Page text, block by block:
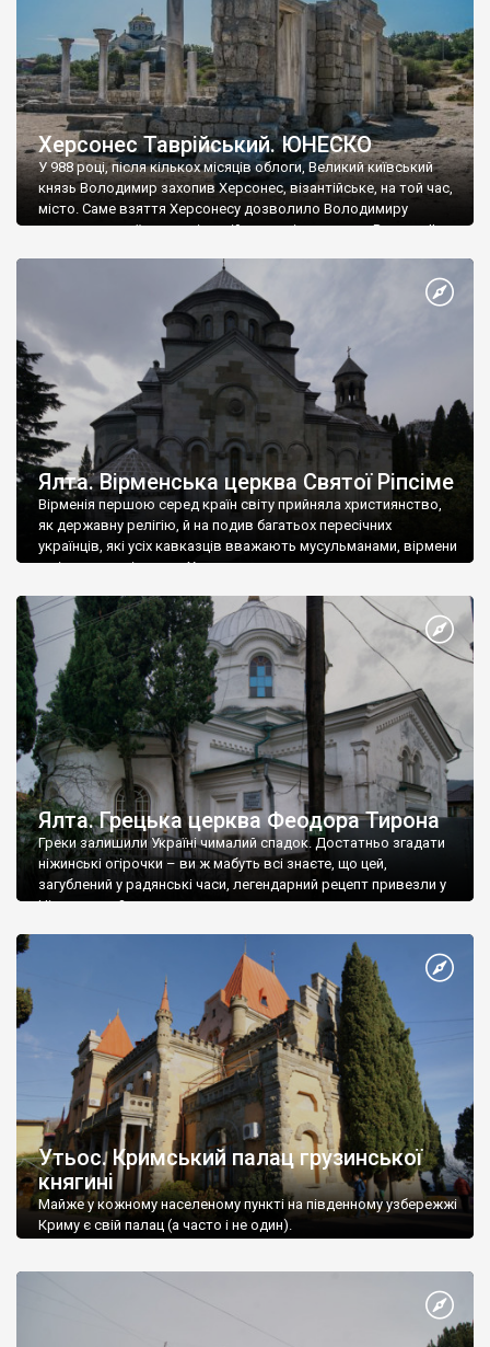
Херсонес Таврійський. ЮНЕСКО
У 988 році, після кількох місяців облоги, Великий київський
князь Володимир захопив Херсонес, візантійське, на той час,
місто. Саме взяття Херсонесу дозволило Володимиру
диктувати свої умови візантійському імператору Василю ІІ, та
Херсонесі Володимир-язичник, став Василем-християнином.
А потім було Хрещення Русі. На честь Херсонесу Таврійського
Ялта. Вірменська церква Святої Ріпсіме
Вірменія першою серед країн світу прийняла християнство,
як державну релігію, й на подив багатьох пересічних
українців, які усіх кавказців вважають мусульманами, вірмени
є відданими вірянами Христа
Ялта. Грецька церква Феодора Тирона
Греки залишили Україні чималий спадок. Достатньо згадати
ніжинські огірочки – ви ж мабуть всі знаєте, що цей,
загублений у радянські часи, легендарний рецепт привезли у
Ніжин греки?
Утьос. Кримський палац грузинської
княгині
Майже у кожному населеному пункті на південному узбережжі
Криму є свій палац (а часто і не один).